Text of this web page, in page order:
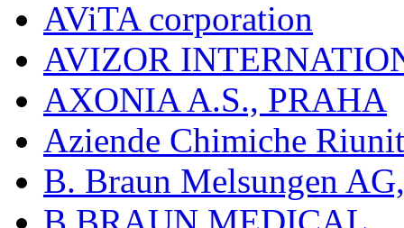
AViTA corporation
AVIZOR
AXONIA A.S., PRAHA
Aziende Chimiche
B. Braun Melsungen